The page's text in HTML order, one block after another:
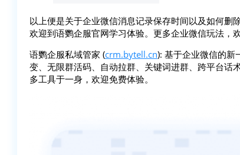
以上便是关于企业微信消息记录保存时间以及如何删
欢迎到语鹦企服官网学习体验。更多企业微信玩法，
语鹦企服私域管家 (crm.bytell.cn): 基于企业微信的新
变、无限群活码、自动拉群、关键词进群、跨平台话
多工具于一身，欢迎免费体验。